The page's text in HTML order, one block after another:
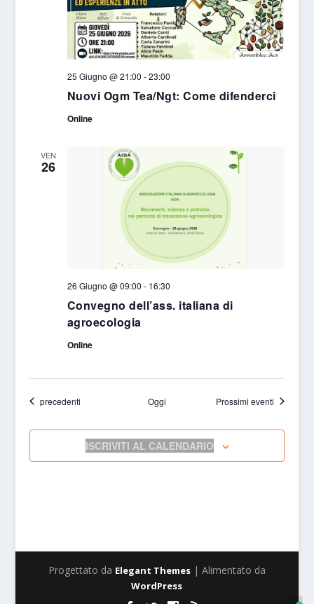
Nuovi Ogm Tea/Ngt: Come difenderci
25 Giugno @ 21:00 -23:00
Online
VEN
26
Convegno dell’ass. italiana di
agroecologia
26 Giugno @ 09:00 - 16:30
Online
Eventi
precedenti Oggi Prossimi eventi
ISCRIVITI AL CALENDARIO
Progettato da Elegant Themes| Alimentato da
WordPress